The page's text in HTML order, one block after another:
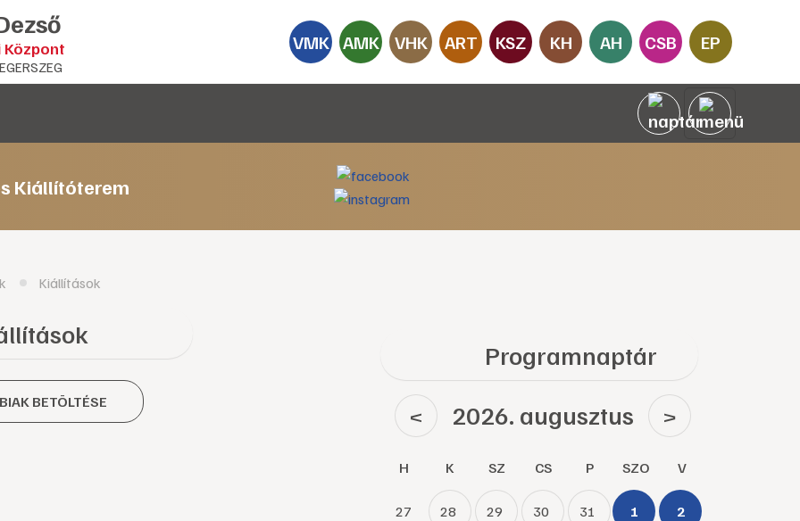
Központ VMK AMK VHK ART KSZ KH AH CSB EP
Kiállítóterem
Kiállítások
BETÖLTÉSE
Programnaptár
< 2026. augusztus >
H K SZ CS P SZO V
27 28 29 30 31 1 2